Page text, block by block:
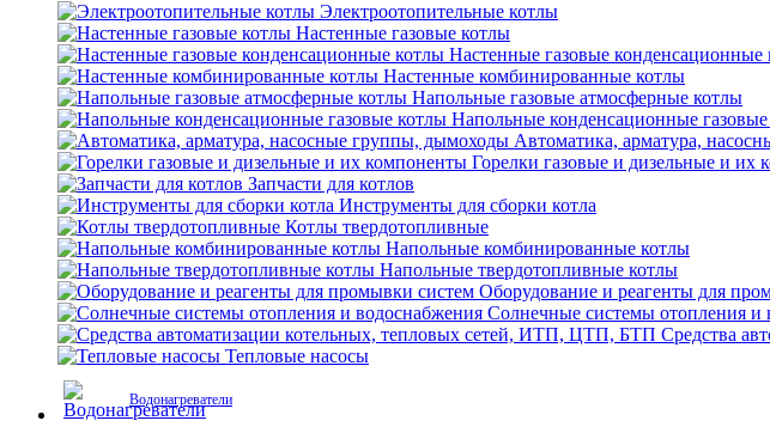
Электроотопительные котлы
Настенные газовые котлы
Настенные газовые конденсационные
Настенные комбинированные котлы
Напольные газовые атмосферные котлы
Напольные конденсационные
Автоматика, арматура,
Горелки газовые и дизельные и их
Запчасти для котлов
Инструменты для сборки котла
Котлы твердотопливные
Напольные комбинированные котлы
Напольные твердотопливные котлы
Оборудование и реагенты для
Солнечные системы отопления и
Средства
Тепловые насосы
Водонагреватели